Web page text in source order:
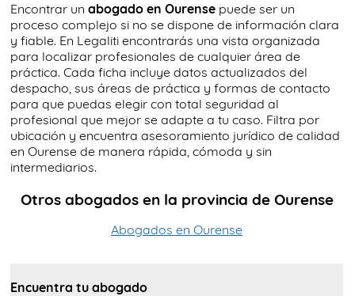
Encontrar un abogado en Ourense puede ser un
proceso complejo si no se dispone de información clara
y fiable. En Legaliti encontrarás una vista organizada
para localizar profesionales de cualquier área de
práctica. Cada ficha incluye datos actualizados del
despacho, sus áreas de práctica y formas de contacto
para que puedas elegir con total seguridad al
profesional que mejor se adapte a tu caso. Filtra por
ubicación y encuentra asesoramiento jurídico de calidad
en Ourense de manera rápida, cómoda y sin
intermediarios.
Otros abogados en la provincia de Ourense
Abogados en Ourense
Encuentra tu abogado